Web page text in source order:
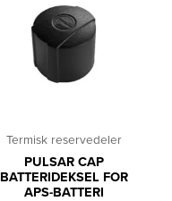
Termisk reservedeler
PULSAR CAP
BATTERIDEKSEL FOR
APS-BATTERI